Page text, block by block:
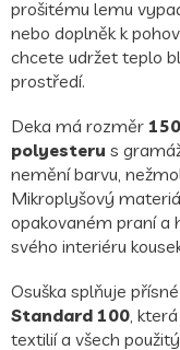
prošitému lemu
nebo doplněk k
chcete udržet teplo
prostředí.
Deka má rozměr
polyesteru s
nemění barvu,
Mikroplyšový
opakovaném praní a
svého interiéru
Osuška splňuje
Standard 100,
textilií a všech